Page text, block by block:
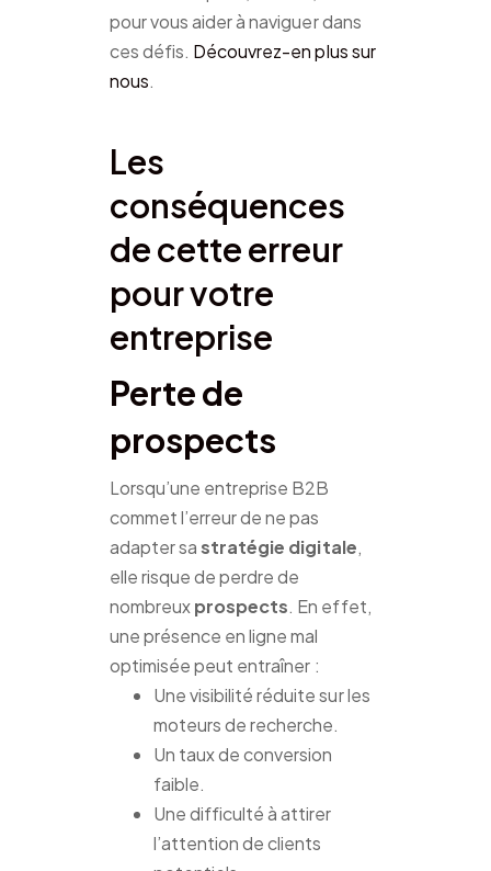
pour vous aider à naviguer dans
ces défis. Découvrez-en plus sur
nous.
Les
conséquences
de cette erreur
pour votre
entreprise
Perte de
prospects
Lorsqu’une entreprise B2B
commet l’erreur de ne pas
adapter sastratégie digitale,
elle risque de perdre de
nombreuxprospects. En effet,
une présence en ligne mal
optimisée peut entraîner :
Une visibilité réduite sur les
moteurs de recherche.
Un taux de conversion
faible.
Une difficulté à attirer
l’attention de clients